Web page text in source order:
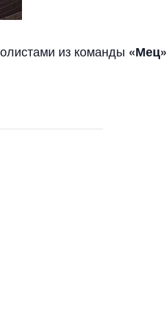
из команды «Мец»